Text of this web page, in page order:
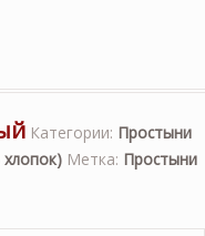
Простынь
Категории: Простыни
Метка: Простыни